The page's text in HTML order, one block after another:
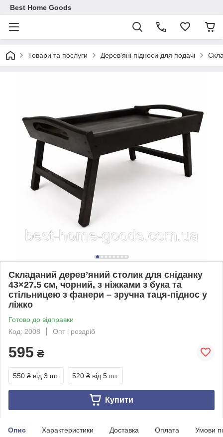
Best Home Goods
Товари та послуги Дерев'яні підноси для подачі
Складаний дерев’яний столик для сніданку
43×27.5 см, чорний, з ніжками з бука та
стільницею з фанери – зручна таця-піднос у
ліжко
Готово до відправки
Код: 2008
Опт і роздріб
595 ₴
550 ₴ від 3 шт. 520 ₴ від 5 шт.
Купити
Опис Характеристики Доставка Оплата Умови